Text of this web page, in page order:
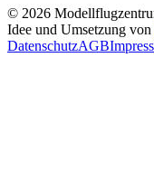
© 2026
Idee und Umsetzung von
DatenschutzAGB